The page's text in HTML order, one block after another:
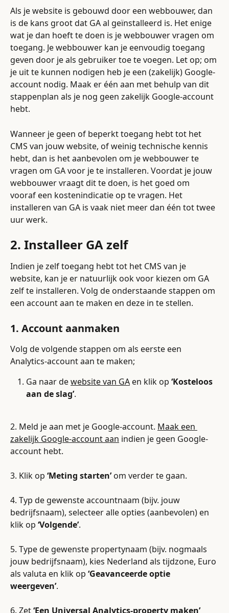
Als je website is gebouwd door een webbouwer, dan
is de kans groot dat GA al geïnstalleerd is. Het enige
wat je dan hoeft te doen is je webbouwer vragen om
toegang. Je webbouwer kan je eenvoudig toegang
geven door je als gebruiker toe te voegen. Let op; om
je uit te kunnen nodigen heb je een (zakelijk) Google-
account nodig. Maak er één aan met behulp van dit
stappenplan als je nog geen zakelijk Google-account
hebt.
Wanneer je geen of beperkt toegang hebt tot het
CMS van jouw website, of weinig technische kennis
hebt, dan is het aanbevolen om je webbouwer te
vragen om GA voor je te installeren. Voordat je jouw
webbouwer vraagt dit te doen, is het goed om
vooraf een kostenindicatie op te vragen. Het
installeren van GA is vaak niet meer dan één tot twee
uur werk.
2. Installeer GA zelf
Indien je zelf toegang hebt tot het CMS van je
website, kan je er natuurlijk ook voor kiezen om GA
zelf te installeren. Volg de onderstaande stappen om
een account aan te maken en deze in te stellen.
1. Account aanmaken
Volg de volgende stappen om als eerste een
Analytics-account aan te maken;
Ga naar de website van GA en klik op ‘Kosteloos
aan de slag’.
2. Meld je aan met je Google-account. Maak een
zakelijk Google-account aan indien je geen Google-
account hebt.
3. Klik op ‘Meting starten’ om verder te gaan.
4. Typ de gewenste accountnaam (bijv. jouw
bedrijfsnaam), selecteer alle opties (aanbevolen) en
klik op ‘Volgende’.
5. Type de gewenste propertynaam (bijv. nogmaals
jouw bedrijfsnaam), kies Nederland als tijdzone, Euro
als valuta en klik op ‘Geavanceerde optie
weergeven’.
6. Zet ‘Een Universal Analytics-property maken’